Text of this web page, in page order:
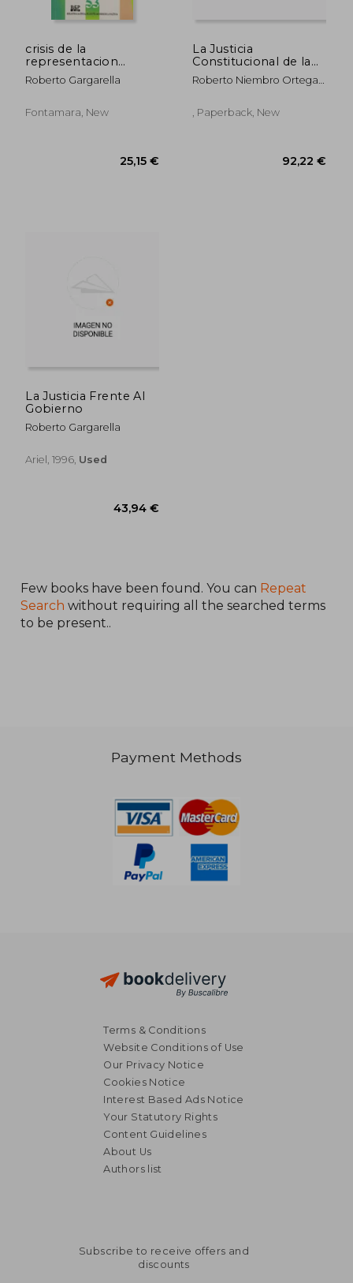
304,93 €
170,08 €
crisis de la
representacion
politica (in Spanish)
Roberto Gargarella
Fontamara, New
La Justicia
Constitucional de la
Democracia
Deliberativa (Filosofía
Spanish)
Roberto Niembro Ortega;
, Paperback, New
La Justicia Frente Al
Gobierno
Roberto Gargarella
Ariel, 1996, Used
43,94 €
Few books have been found. You can Repeat
Search without requiring all the searched terms
to be present..
Payment Methods
Terms & Conditions
Website Conditions of Use
Our Privacy Notice
Cookies Notice
Interest Based Ads Notice
Your Statutory Rights
Content Guidelines
About Us
Authors list
Subscribe to receive offers and
discounts